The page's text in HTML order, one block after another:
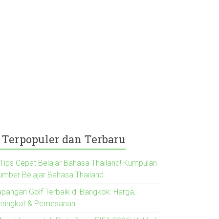
Terpopuler dan Terbaru
Cepat Belajar Bahasa Thailand! Kumpulan
Belajar Bahasa Thailand
Golf Terbaik di Bangkok: Harga,
& Pemesanan